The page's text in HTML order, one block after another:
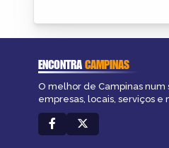
ENCONTRACAMPINAS
O melhor de Campinas num
empresas, locais, serviços e